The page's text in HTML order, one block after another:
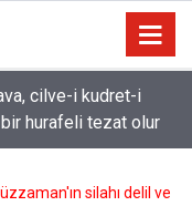
seni sevsin
silahı delil ve